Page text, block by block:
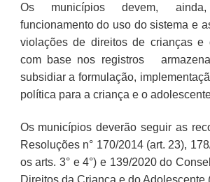
Os municípios devem,
funcionamento do uso do sistema e
violações de direitos de crianças e
com base nos registros
subsidiar a formulação,
política para a criança e o
Os municípios deverão seguir as
Resoluções n° 170/2014 (art. 23),
os arts. 3° e 4°) e 139/2020 do
Direitos da Criança e do Adolescente